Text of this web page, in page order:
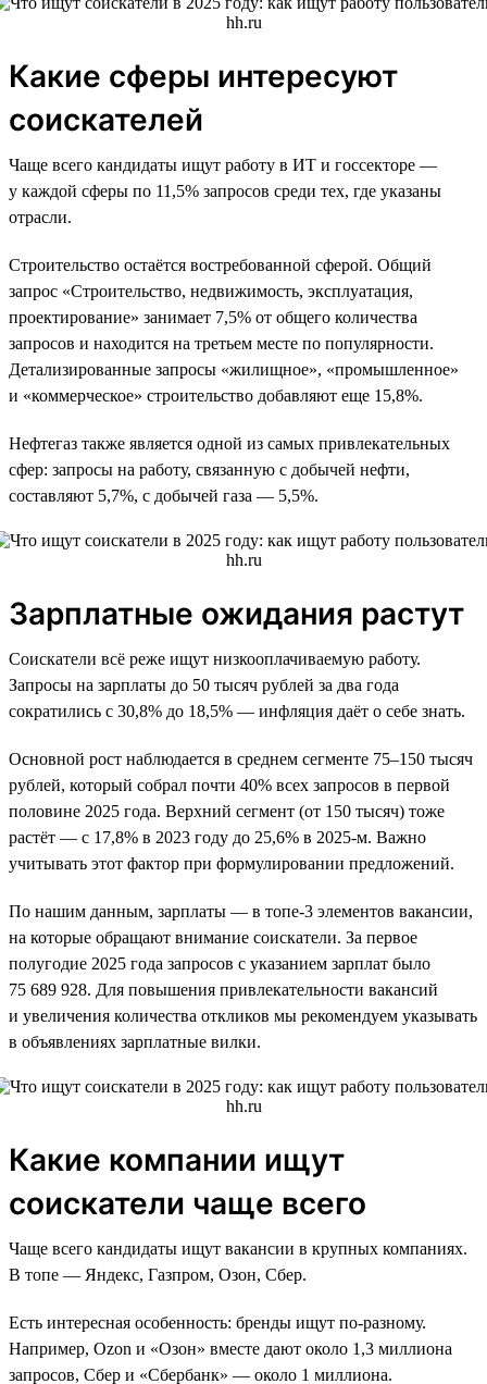
Какие сферы интересуют
соискателей
Чаще всего кандидаты ищут работу в ИТ и госсекторе —
у каждой сферы по 11,5% запросов среди тех, где указаны
отрасли.
Строительство остаётся востребованной сферой. Общий
запрос «Строительство, недвижимость, эксплуатация,
проектирование» занимает 7,5% от общего количества
запросов и находится на третьем месте по популярности.
Детализированные запросы «жилищное», «промышленное»
и «коммерческое» строительство добавляют еще 15,8%.
Нефтегаз также является одной из самых привлекательных
сфер: запросы на работу, связанную с добычей нефти,
составляют 5,7%, с добычей газа — 5,5%.
Зарплатные ожидания растут
Соискатели всё реже ищут низкооплачиваемую работу.
Запросы на зарплаты до 50 тысяч рублей за два года
сократились с 30,8% до 18,5% — инфляция даёт о себе знать.
Основной рост наблюдается в среднем сегменте 75–150 тысяч
рублей, который собрал почти 40% всех запросов в первой
половине 2025 года. Верхний сегмент (от 150 тысяч) тоже
растёт — с 17,8% в 2023 году до 25,6% в 2025-м. Важно
учитывать этот фактор при формулировании предложений.
По нашим данным, зарплаты — в топе-3 элементов вакансии,
на которые обращают внимание соискатели. За первое
полугодие 2025 года запросов с указанием зарплат было
75 689 928. Для повышения привлекательности вакансий
и увеличения количества откликов мы рекомендуем указывать
в объявлениях зарплатные вилки.
Какие компании ищут
соискатели чаще всего
Чаще всего кандидаты ищут вакансии в крупных компаниях.
В топе — Яндекс, Газпром, Озон, Сбер.
Есть интересная особенность: бренды ищут по-разному.
Например, Ozon и «Озон» вместе дают около 1,3 миллиона
запросов, Сбер и «Сбербанк» — около 1 миллиона.